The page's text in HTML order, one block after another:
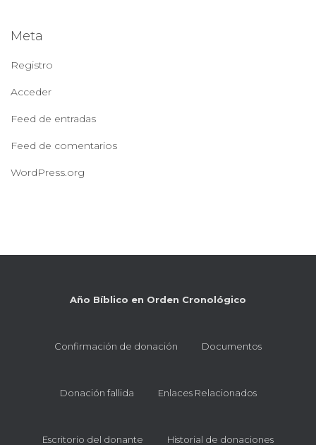
Meta
Registro
Acceder
Feed de entradas
Feed de comentarios
WordPress.org
Año Bíblico en Orden Cronológico
Confirmación de donación Documentos
Donación fallida Enlaces Relacionados
Escritorio del donante Historial de donaciones